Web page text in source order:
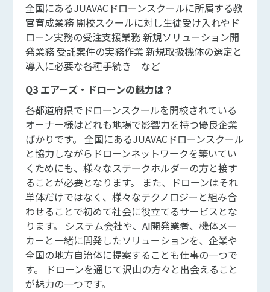
全国にあるJUAVACドローンスクールに所属する教
官育成業務 開校スクールに対し生徒受け入れやド
ローン実務の受注支援業務 新規ソリューション開
発業務 受託案件の実務作業 新規取扱機体の選定と
導入に必要な各種手続き など
Q3 エアーズ・ドローンの魅力は？
各都道府県でドローンスクールを開校されている
オーナー様はどれも地場で影響力を持つ優良企業
ばかりです。 全国にあるJUAVACドローンスクール
と協力しながらドローンネットワークを築いてい
くためにも、様々なステークホルダーの方と接す
ることが必要となります。 また、ドローンはそれ
単体だけではなく、様々なテクノロジーと組み合
わせることで初めて社会に役立てるサービスとな
ります。 システム会社や、AI開発業者、機体メー
カーと一緒に開発したソリューションを、企業や
全国の地方自治体に提案することも仕事の一つで
す。 ドローンを通じて沢山の方々と出会えること
が魅力の一つです。